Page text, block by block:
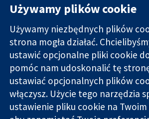
Wiarygodne dane
naukowe.
Świadome
decyzje.
Lepsze zdrowie.
11-13 Cavendish
Square
Londyn
W1G 0AN
Wielka Brytania
Używamy plików cookie
Używamy niezbędnych plików
strona mogła działać.
ustawić opcjonalne pliki cookie
pomóc nam udoskonalić tę
ustawiać opcjonalnych plików
włączysz. Użycie tego narzędzia
ustawienie pliku cookie na